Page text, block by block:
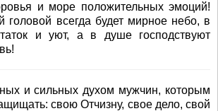
и море положительных эмоций!
головой всегда будет мирное небо, в
и уют, а в душе господствуют
и сильных духом мужчин, которым
свою Отчизну, свое дело, свой